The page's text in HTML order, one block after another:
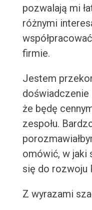
pozwalają mi
różnymi
firmie.
Jestem
doświadczenie
że będę
zespołu.
omówić, w jaki
się do rozwoju
Z wyrazami